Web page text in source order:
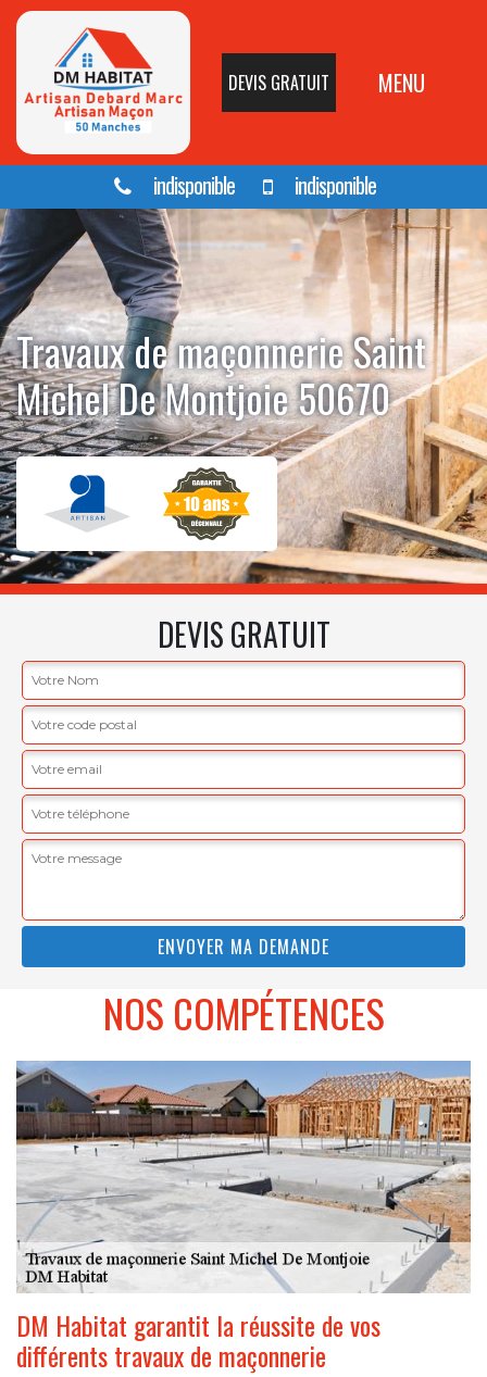
DEVIS GRATUIT MENU
indisponible indisponible
Travaux de maçonnerie Saint
Michel De Montjoie 50670
DEVIS GRATUIT
NOS COMPÉTENCES
DM Habitat garantit la réussite de vos
différents travaux de maçonnerie